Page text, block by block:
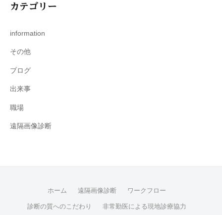
カテゴリー
information
その他
ブログ
出来事
職場
遠隔画像診断
ホーム 遠隔画像診断 ワークフロー
診断の質へのこだわり 非常勤医による現地診療協力